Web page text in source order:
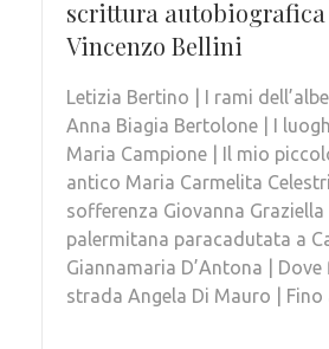
scrittura
Vincenzo Bellini
Letizia Bertino | I rami
Anna Biagia Bertolone | I
Maria Campione | Il mio
antico Maria Carmelita
sofferenza Giovanna Graziella
palermitana paracadutata a
Giannamaria D’Antona | Dove
strada Angela Di Mauro |